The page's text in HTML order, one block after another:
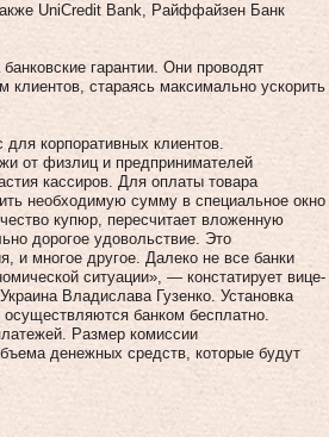
UniCredit Bank, Райффайзен Банк
гарантии. Они проводят
клиентов, стараясь максимально ускорить
корпоративных клиентов.
от физлиц и предпринимателей
кассиров. Для оплаты товара
необходимую сумму в специальное окно
купюр, пересчитает вложенную
дорогое удовольствие. Это
и многое другое. Далеко не все банки
ситуации», — констатирует вице-
Владислава Гузенко. Установка
осуществляются банком бесплатно.
Размер комиссии
денежных средств, которые будут